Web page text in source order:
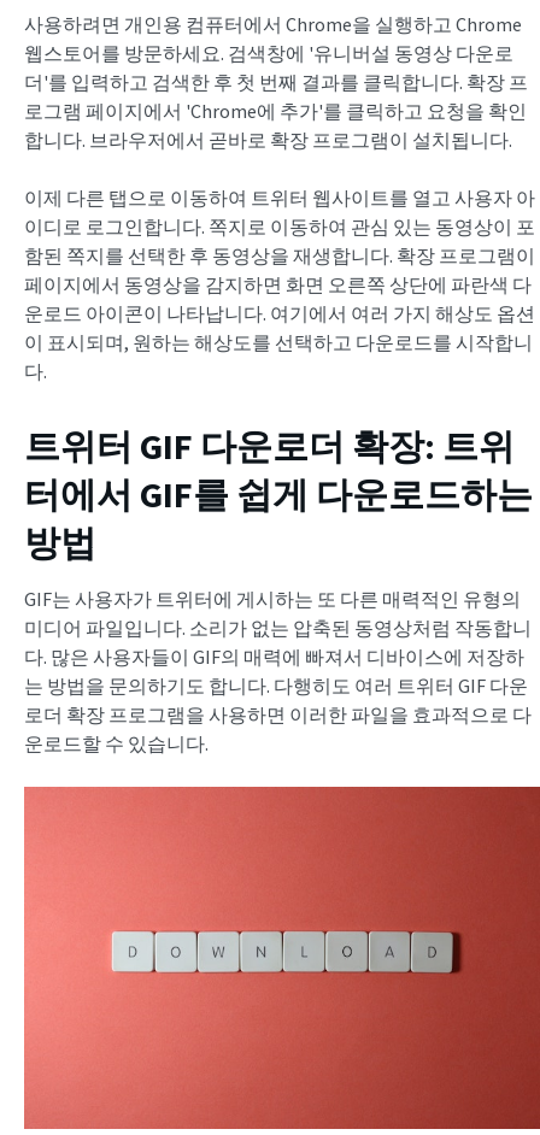
사용하려면 개인용 컴퓨터에서 Chrome을 실행하고 Chrome
웹스토어를 방문하세요. 검색창에 '유니버설 동영상 다운로
더'를 입력하고 검색한 후 첫 번째 결과를 클릭합니다. 확장 프
로그램 페이지에서 'Chrome에 추가'를 클릭하고 요청을 확인
합니다. 브라우저에서 곧바로 확장 프로그램이 설치됩니다.
이제 다른 탭으로 이동하여 트위터 웹사이트를 열고 사용자 아
이디로 로그인합니다. 쪽지로 이동하여 관심 있는 동영상이 포
함된 쪽지를 선택한 후 동영상을 재생합니다. 확장 프로그램이
페이지에서 동영상을 감지하면 화면 오른쪽 상단에 파란색 다
운로드 아이콘이 나타납니다. 여기에서 여러 가지 해상도 옵션
이 표시되며, 원하는 해상도를 선택하고 다운로드를 시작합니
다.
트위터 GIF 다운로더 확장: 트위
터에서 GIF를 쉽게 다운로드하는
방법
GIF는 사용자가 트위터에 게시하는 또 다른 매력적인 유형의
미디어 파일입니다. 소리가 없는 압축된 동영상처럼 작동합니
다. 많은 사용자들이 GIF의 매력에 빠져서 디바이스에 저장하
는 방법을 문의하기도 합니다. 다행히도 여러 트위터 GIF 다운
로더 확장 프로그램을 사용하면 이러한 파일을 효과적으로 다
운로드할 수 있습니다.